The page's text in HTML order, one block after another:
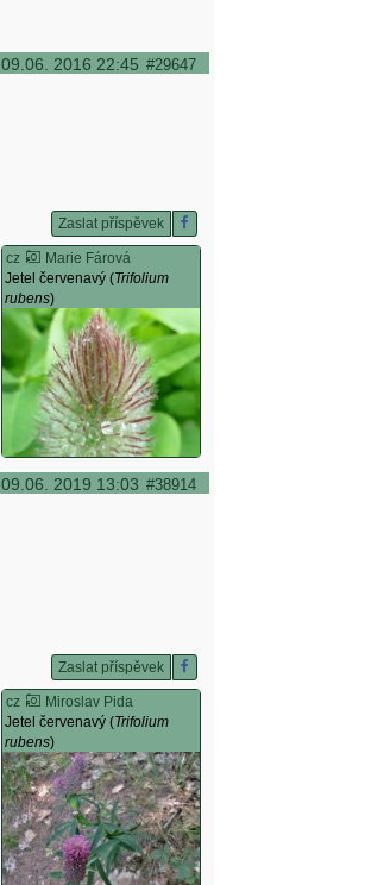
09.06. 2016 22:45 #29647
Zaslat příspěvek
cz
Marie Fárová
Jetel červenavý (Trifolium
rubens)
09.06. 2019 13:03 #38914
Zaslat příspěvek
cz
Miroslav Pida
Jetel červenavý (Trifolium
rubens)